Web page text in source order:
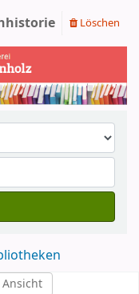
Löschen